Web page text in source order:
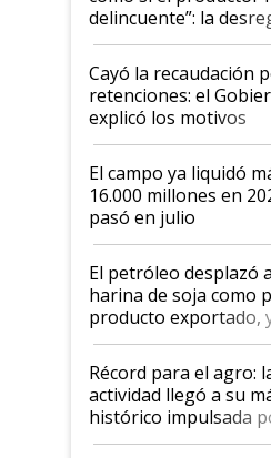
delincuente”: la
al Congreso
habló del
Cayó la recaudación
retenciones: el
explicó los motivos
El campo ya liquidó
16.000 millones en
pasó en julio
El petróleo desplazó
harina de soja como
producto exportado, y
el agro aportó casi
diez dólares y sostuvo
liderazgo en un
récord
Récord para el agro:
actividad llegó a su
histórico impulsada
cosecha y las